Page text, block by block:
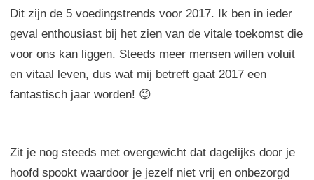
Dit zijn de 5 voedingstrends voor 2017. Ik ben in ieder
geval enthousiast bij het zien van de vitale toekomst die
voor ons kan liggen. Steeds meer mensen willen voluit
en vitaal leven, dus wat mij betreft gaat 2017 een
fantastisch jaar worden! 😉
Zit je nog steeds met overgewicht dat dagelijks door je
hoofd spookt waardoor je jezelf niet vrij en onbezorgd